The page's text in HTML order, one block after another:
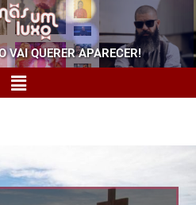
VAI QUERER APARECER!